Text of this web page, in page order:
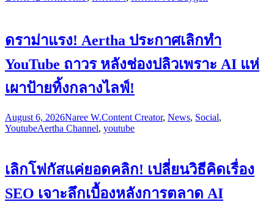
ดราม่าแรง! Aertha ประกาศเลิกทำ
YouTube ถาวร หลังช่องปลิวเพราะ AI แห่
เผาป้ายทิ้งกลางไลฟ์!
August 6, 2026Naree W.Content Creator, News, Social,
YoutubeAertha Channel, youtube
เลิกโฟกัสแค่ยอดคลิก! เปลี่ยนวิธีคิดเรื่อง
SEO เจาะลึกเบื้องหลังการตลาด AI